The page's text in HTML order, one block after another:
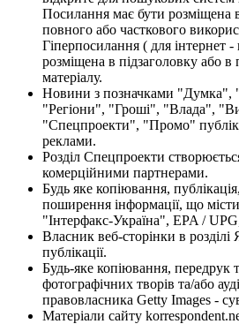
Посилання має бути розміщена
повного або часткового
Гіперпосилання ( для інтернет
розміщена в підзаголовку або в
матеріалу.
Новини з позначками "Думка",
"Регіони", "Гроші", "Влада",
"Спецпроекти", "Промо"
реклами.
Розділ Спецпроекти
комерційними партнерами.
Будь яке копіювання,
поширення інформації, що
"Інтерфакс-Україна", EPA /
Власник веб-сторінки в
публікації.
Будь-яке копіювання, передрук
фотографічних творів та/або
правовласника Getty Images -
Матеріали сайту